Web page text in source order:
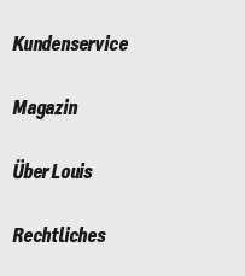
Kundenservice
Magazin
Über Louis
Rechtliches